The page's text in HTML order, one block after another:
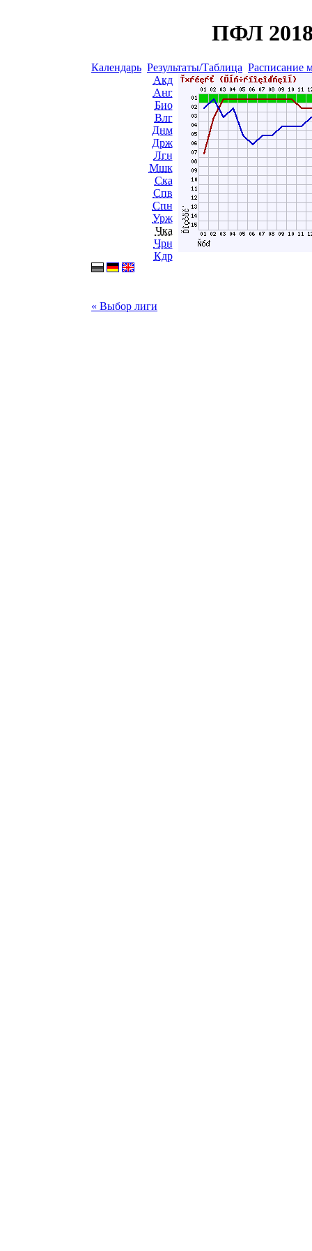
ПФЛ
Календарь Результаты/Таблица Расписание
Акд
Анг
Био
Влг
Днм
Држ
Лгн
Мшк
Ска
Спв
Спн
Урж
Чка
Чрн
Кдр
« Выбор лиги